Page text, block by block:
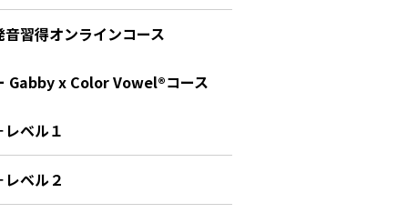
音習得オンラインコース
Gabby x Color Vowel®︎コース
レベル１
レベル２